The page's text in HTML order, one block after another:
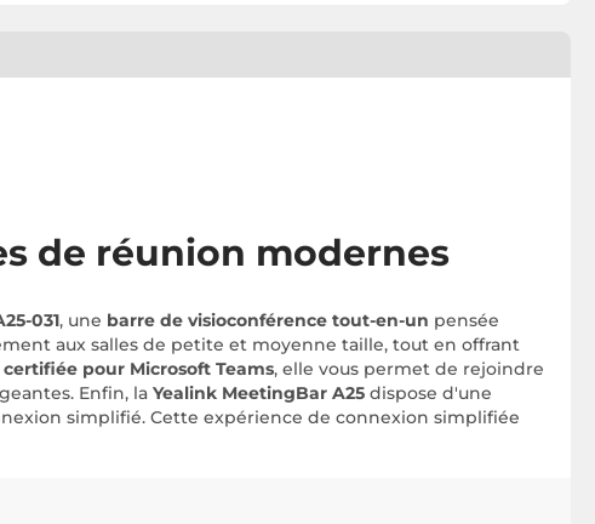
de réunion modernes
031, une barre de visioconférence tout-en-un pensée
aux salles de petite et moyenne taille, tout en offrant
certifiée pour Microsoft Teams, elle vous permet de rejoindre
Enfin, la Yealink MeetingBar A25 dispose d'une
simplifié. Cette expérience de connexion simplifiée